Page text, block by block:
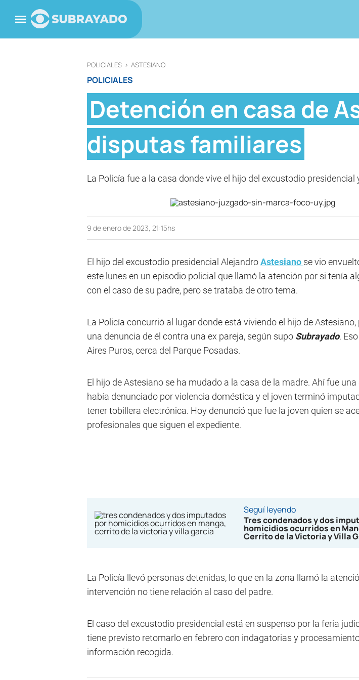
POLICIALES > ASTESIANO
POLICIALES
Detención en casa de
disputas familiares
La Policía fue a la casa donde vive el hijo del excustodio
9 de enero de 2023, 21:15hs
El hijo del excustodio presidencial AlejandroAstesiano se vio
este lunes en un episodio policial que llamó la atención por si tenía
con el caso de su padre, pero se trataba de otro tema.
La Policía concurrió al lugar donde está viviendo el hijo de Astesiano,
una denuncia de él contra una ex pareja, según supo Subrayado.
Aires Puros, cerca del Parque Posadas.
El hijo de Astesiano se ha mudado a la casa de la madre. Ahí fue
había denunciado por violencia doméstica y el joven terminó
tener tobillera electrónica. Hoy denunció que fue la joven quien se
profesionales que siguen el expediente.
Seguí leyendo
Tres condenados y dos
homicidios ocurridos en
Cerrito de la Victoria y Villa
La Policía llevó personas detenidas, lo que en la zona llamó la
intervención no tiene relación al caso del padre.
El caso del excustodio presidencial está en suspenso por la feria
tiene previsto retomarlo en febrero con indagatorias y
información recogida.